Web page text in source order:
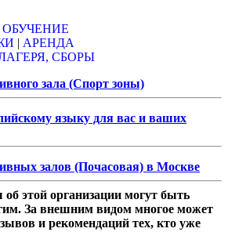
ОБУЧЕНИЕ
| АРЕНДА
СБОРЫ
зала (Спорт зоны)
языку для вас и ваших
залов (Почасовая) в Москве
этой организации могут быть
За внешним видом многое может
и рекомендаций тех, кто уже